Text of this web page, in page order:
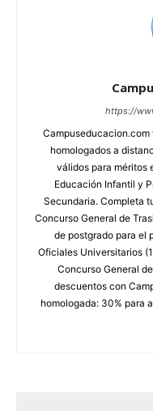
https://
homologados a
válidos para méritos
Educación Infantil y
Secundaria. Completa
Concurso General de
de postgrado para el
Oficiales Universitarios
Concurso General
descuentos con
homologada: 30% para